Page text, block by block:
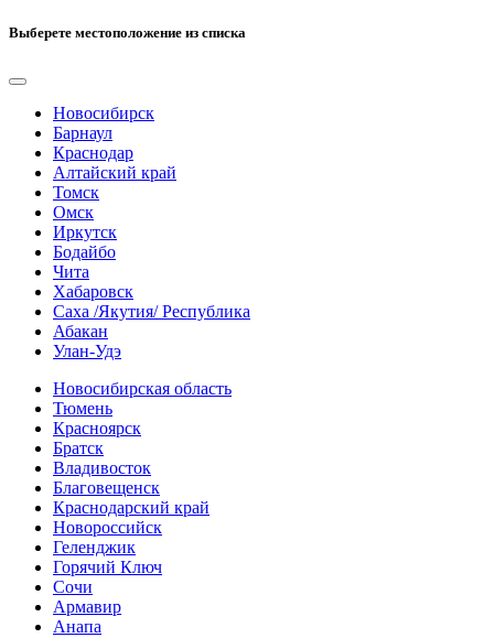
Выберете местоположение из списка
Новосибирск
Барнаул
Краснодар
Алтайский край
Томск
Омск
Иркутск
Бодайбо
Чита
Хабаровск
Саха /Якутия/ Республика
Абакан
Улан-Удэ
Новосибирская область
Тюмень
Красноярск
Братск
Владивосток
Благовещенск
Краснодарский край
Новороссийск
Геленджик
Горячий Ключ
Сочи
Армавир
Анапа